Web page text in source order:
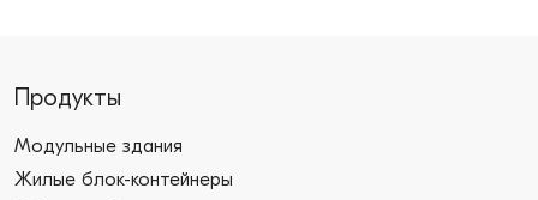
Продукты
Модульные здания
Жилые блок-контейнеры